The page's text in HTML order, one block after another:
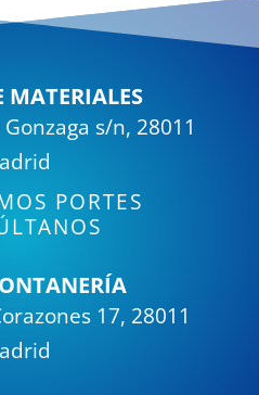
MATERIALES
s/n, 28011
PORTES
17, 28011